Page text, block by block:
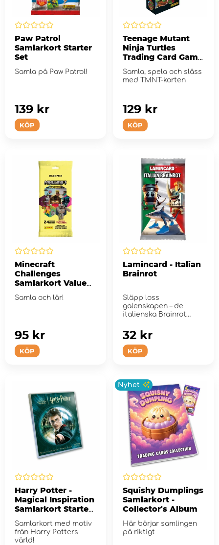
Paw Patrol
Samlarkort Starter
Set
Samla på Paw Patrol!
KÖP
139 kr
Teenage Mutant
Ninja Turtles
Trading Card Game
Samla, spela och slåss
med TMNT-korten
KÖP
129 kr
Minecraft
Challenges
Samlarkort Value
Pack
Samla och lär!
KÖP
95 kr
Lamincard - Italian
Brainrot
Släpp loss
galenskapen – de
italienska Brainrot
KÖP
32 kr
Harry Potter -
Magical Inspiration
Samlarkort Starter
Pack
Samlarkort med motiv
från Harry Potters
värld!
Nyhet
Squishy Dumplings
Samlarkort -
Collector's Album
Här börjar samlingen
på riktigt